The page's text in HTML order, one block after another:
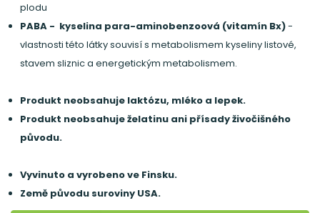
plodu
PABA - kyselina para-aminobenzoová (vitamín Bx)-
vlastnosti této látky souvisí s metabolismem kyseliny listové,
stavem sliznic a energetickým metabolismem.
Produkt neobsahuje laktózu, mléko a lepek.
Produkt neobsahuje želatinu ani přísady živočišného
původu.
Vyvinuto a vyrobeno ve Finsku.
Země původu suroviny USA.